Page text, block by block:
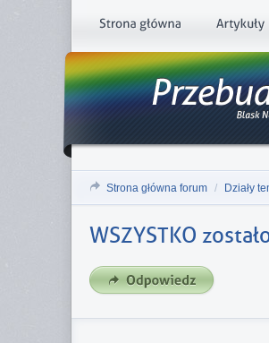
Strona główna forum / Działy
WSZYSTKO